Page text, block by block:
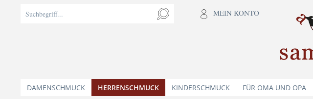
MEIN KONTO
DAMENSCHMUCK HERRENSCHMUCK KINDERSCHMUCK FÜR OMA UND OPA